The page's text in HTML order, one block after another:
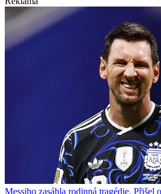
Messiho zasáhla rodinná tragédie. Přišel